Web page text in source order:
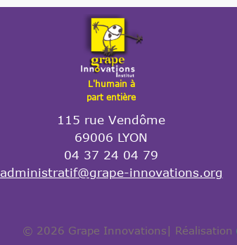
L'humain à
part entière
115 rue Vendôme
69006 LYON
04 37 24 04 79
administratif@grape-innovations.org
© 2026 Grape Innovations | Réalisation